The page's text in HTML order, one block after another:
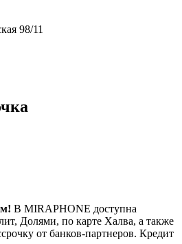
98/11
В MIRAPHONE доступна
Долями, по карте Халва, а также
от банков-партнеров. Кредит